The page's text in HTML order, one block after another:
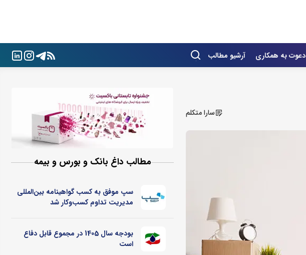
دعوت به همکاری آرشیو مطالب
سارا متکلم
مطالب داغ بانک و بورس و بیمه
سپ موفق به کسب گواهینامه بین‌المللی
مدیریت تداوم کسب‌و‌کار شد
بودجه سال 1405 در مجموع قابل دفاع
است